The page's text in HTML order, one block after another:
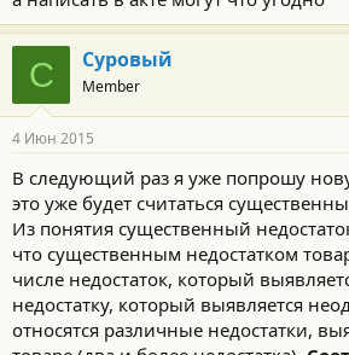
С Суровый
Member
4 Июн 2015
В следующий раз я уже попрошу
это уже будет считаться
Из понятия существенный
что существенным недостатком
числе недостаток, который
недостатку, который выявляется
относятся различные недостатки,